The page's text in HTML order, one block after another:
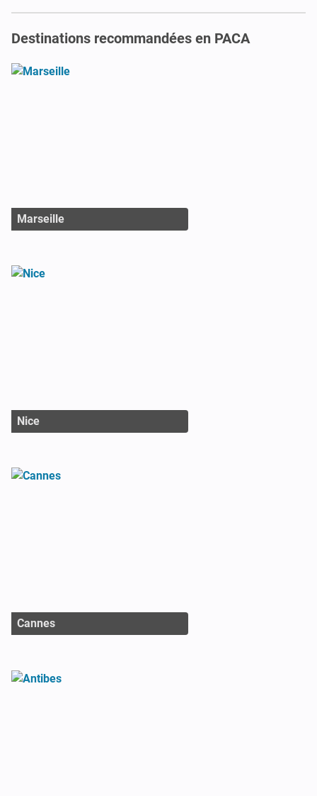
Destinations recommandées en PACA
Marseille
Nice
Cannes